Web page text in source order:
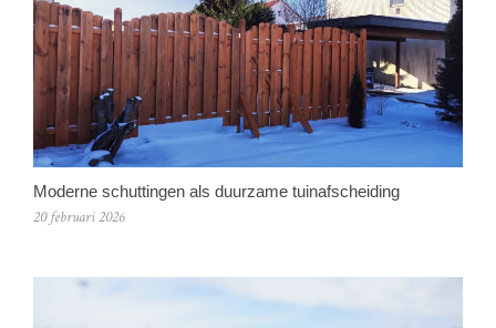
Moderne schuttingen als duurzame tuinafscheiding
20 februari 2026